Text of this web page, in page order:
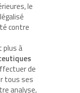
le
contre
plus à
de
tous ses
analyse,